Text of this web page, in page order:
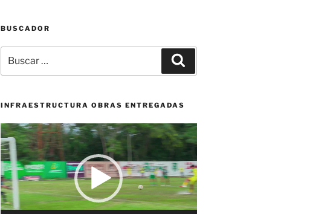
BUSCADOR
por:
INFRAESTRUCTURA OBRAS ENTREGADAS
Reproductor
de
vídeo